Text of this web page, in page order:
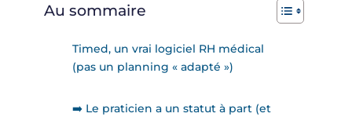
Au sommaire
Timed, un vrai logiciel RH médical
(pas un planning « adapté »)
➡️ Le praticien a un statut à part (et